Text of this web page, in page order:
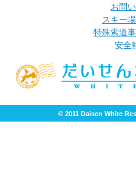
お問
スキー
特殊索道
安全
© 2011 Daisen White